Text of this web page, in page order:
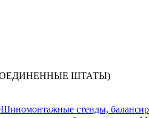
ШТАТЫ)
Шиномонтажные стенды,